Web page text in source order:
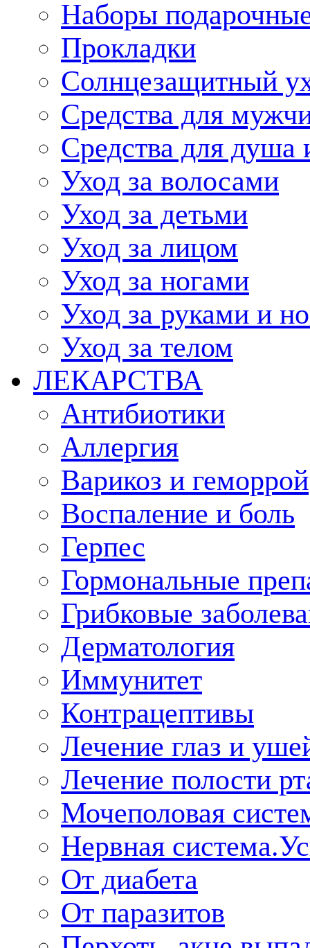
Наборы
Прокладки
Солнцезащитный
Средства для
Средства для душа
Уход за волосами
Уход за детьми
Уход за лицом
Уход за ногами
Уход за руками и
Уход за телом
ЛЕКАРСТВА
Антибиотики
Аллергия
Варикоз и геморрой
Воспаление и боль
Герпес
Гормональные
Грибковые
Дерматология
Иммунитет
Контрацептивы
Лечение глаз и
Лечение полости
Мочеполовая
Нервная
От диабета
От паразитов